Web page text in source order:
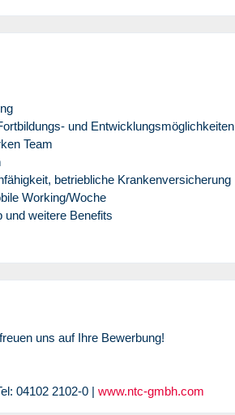
und Entwicklungsmöglichkeiten
Team
betriebliche Krankenversicherung
Working/Woche
weitere Benefits
uns auf Ihre Bewerbung!
04102 2102-0 | www.ntc-gmbh.com